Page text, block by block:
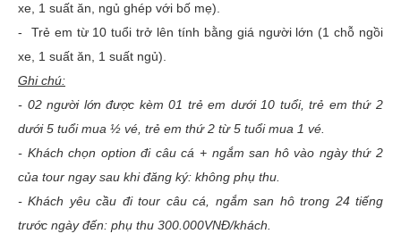
xe, 1 suất ăn, ngủ ghép với bố mẹ).
- Trẻ em từ 10 tuổi trở lên tính bằng giá người lớn (1 chỗ ngồi
xe, 1 suất ăn, 1 suất ngủ).
Ghi chú:
- 02 người lớn được kèm 01 trẻ em dưới 10 tuổi, trẻ em thứ 2
dưới 5 tuổi mua ½ vé, trẻ em thứ 2 từ 5 tuổi mua 1 vé.
- Khách chọn option đi câu cá + ngắm san hô vào ngày thứ 2
của tour ngay sau khi đăng ký: không phụ thu.
- Khách yêu cầu đi tour câu cá, ngắm san hô trong 24 tiếng
trước ngày đến: phụ thu 300.000VNĐ/khách.